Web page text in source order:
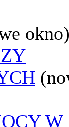
okno)
W